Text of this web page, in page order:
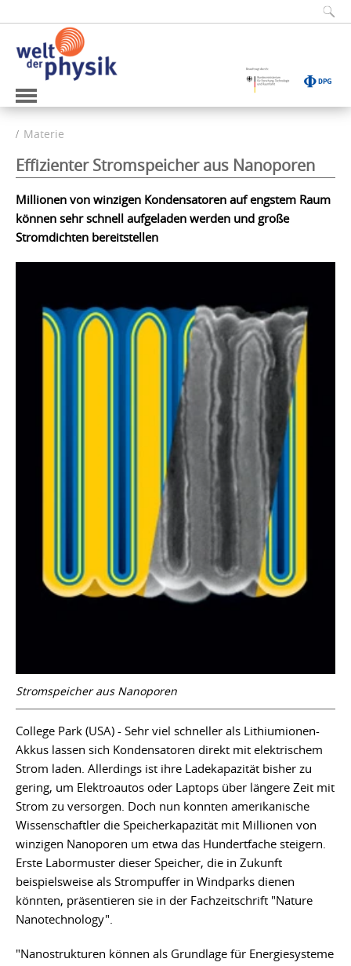
Materie
Effizienter Stromspeicher aus Nanoporen
Millionen von winzigen Kondensatoren auf engstem Raum
können sehr schnell aufgeladen werden und große
Stromdichten bereitstellen
Stromspeicher aus Nanoporen
College Park (USA) - Sehr viel schneller als Lithiumionen-
Akkus lassen sich Kondensatoren direkt mit elektrischem
Strom laden. Allerdings ist ihre Ladekapazität bisher zu
gering, um Elektroautos oder Laptops über längere Zeit mit
Strom zu versorgen. Doch nun konnten amerikanische
Wissenschaftler die Speicherkapazität mit Millionen von
winzigen Nanoporen um etwa das Hundertfache steigern.
Erste Labormuster dieser Speicher, die in Zukunft
beispielsweise als Strompuffer in Windparks dienen
könnten, präsentieren sie in der Fachzeitschrift "Nature
Nanotechnology".
"Nanostrukturen können als Grundlage für Energiesysteme